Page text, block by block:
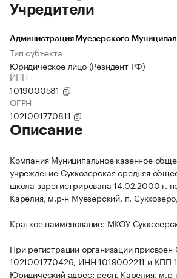
Учредители
Администрация Муезерского
Тип субъекта
Юридическое лицо (Резидент РФ)
ИНН
1019000581
ОГРН
1021001770811
Описание
Компания Муниципальное казенное
учреждение Суккозерская средняя
школа зарегистрирована 14.02.2000 г.
Карелия, м.р-н Муезерский, п.
Краткое наименование: МКОУ
При регистрации организации
1021001770426, ИНН 1019002211 и КПП
Юридический адрес: респ. Карелия,